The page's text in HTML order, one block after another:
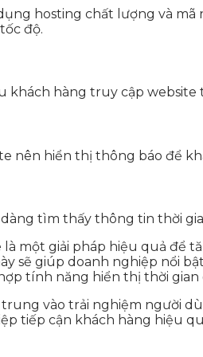
hosting chất lượng và mã
độ.
khách hàng truy cập website
nên hiển thị thông báo để
tìm thấy thông tin thời
giải pháp hiệu quả để
sẽ giúp doanh nghiệp nổi
tính năng hiển thị thời
vào trải nghiệm người
tiếp cận khách hàng hiệu